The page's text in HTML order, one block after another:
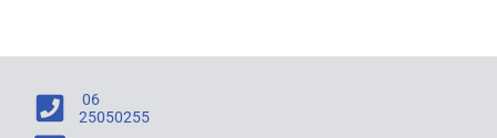
06
25050255